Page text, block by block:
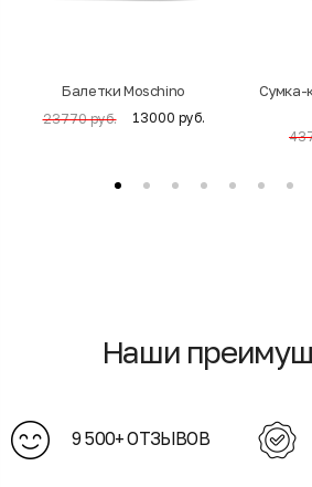
Балетки Moschino
23770 руб. 13000 руб.
Cумка-
Наши
9 500+ ОТЗЫВОВ